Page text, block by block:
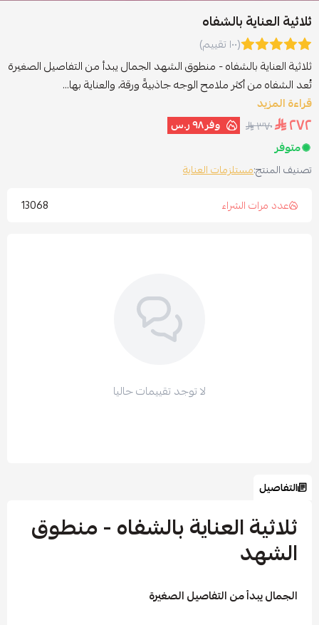
ثلاثية العناية بالشفاه
(١٠٠ تقييم)
ثلاثية العناية بالشفاه - منطوق الشهد الجمال يبدأ من التفاصيل الصغيرة
تُعد الشفاه من أكثر ملامح الوجه جاذبيةً ورقة، والعناية بها...
قراءة المزيد
٢٧٢ ٣٧٠ وفر٩٨ ر.س
متوفر
تصنيف المنتج:مستلزمات العناية
عدد مرات الشراء
13068
لا توجد تقييمات حاليا
التفاصيل
ثلاثية العناية بالشفاه - منطوق
الشهد
الجمال يبدأ من التفاصيل الصغيرة